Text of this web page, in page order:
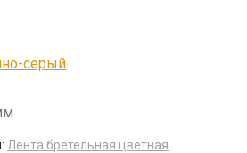
серый
Лента бретельная цветная